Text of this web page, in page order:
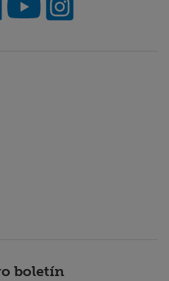
boletín